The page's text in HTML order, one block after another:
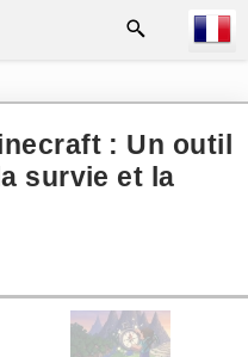
: Un outil
survie et la